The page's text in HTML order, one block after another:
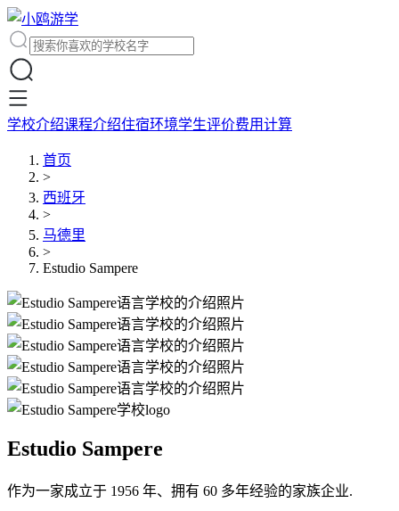
学校介绍课程介绍住宿环境学生评价费用计算
首页
>
西班牙
>
马德里
>
Estudio Sampere
Estudio Sampere
作为一家成立于 1956 年、拥有 60 多年经验的家族企业.